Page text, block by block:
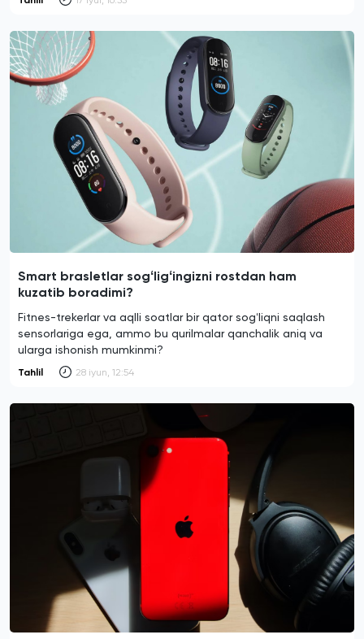
Smart brasletlar sogʻligʻingizni rostdan ham
kuzatib boradimi?
Fitnes-trekerlar va aqlli soatlar bir qator sogʻliqni saqlash
sensorlariga ega, ammo bu qurilmalar qanchalik aniq va
ularga ishonish mumkinmi?
Tahlil 28 iyun, 12:54